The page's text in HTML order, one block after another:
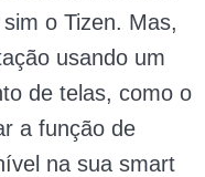
o Tizen. Mas,
usando um
de telas, como o
a função de
na sua smart